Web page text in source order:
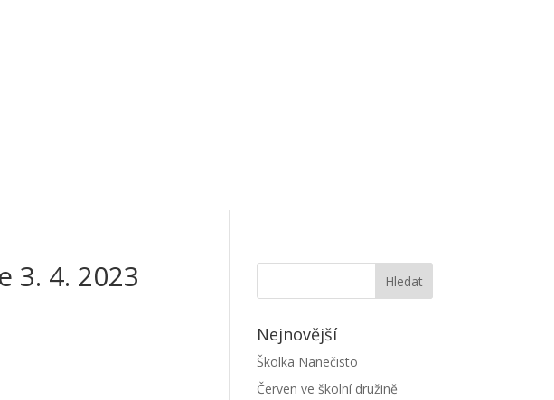
3. 4. 2023
Nejnovější
Školka Nanečisto
Červen ve školní družině